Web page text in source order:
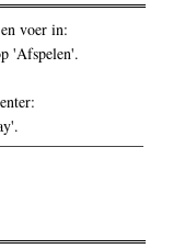
voer in:
'Afspelen'.